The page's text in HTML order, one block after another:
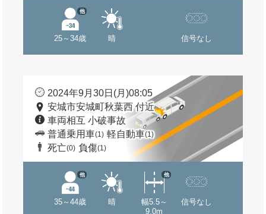
25～34歳
他
晴 信号なし
2024年9月30日(月)08:05
安城市安城町秋葉西 付近
車両相互 小破事故
普通乗用車(1) 軽自動車(1)
死亡(0) 負傷(1)
35～44歳
他
晴
幅5.5～
9.0m
他
信号なし